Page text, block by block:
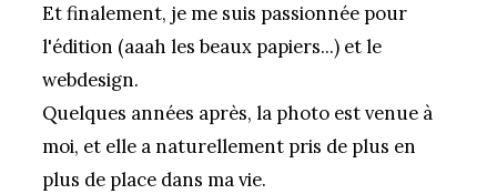
Et finalement, je me suis passionnée pour
l'édition (aaah les beaux papiers...) et le
webdesign.
Quelques années après, la photo est venue à
moi, et elle a naturellement pris de plus en
plus de place dans ma vie.